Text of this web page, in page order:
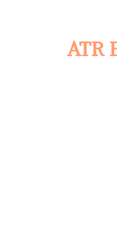
ATR